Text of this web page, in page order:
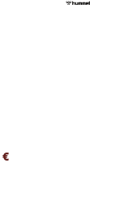
€